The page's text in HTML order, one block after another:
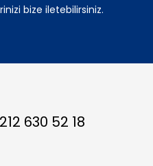
bize iletebilirsiniz.
630 52 18